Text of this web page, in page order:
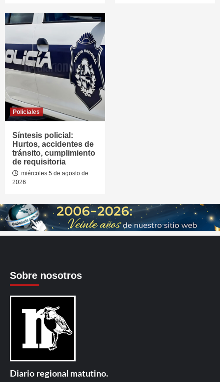
Policiales
Síntesis policial:
Hurtos, accidentes de
tránsito, cumplimiento
de requisitoria
miércoles 5 de agosto de
2026
Sobre nosotros
Diario regional matutino.